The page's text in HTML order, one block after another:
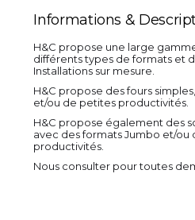
Informations &
H&C propose une large
différents types de formats et
Installations sur mesure.
H&C propose des fours
et/ou de petites productivités.
H&C propose également des
avec des formats Jumbo et/ou
productivités.
Nous consulter pour toutes